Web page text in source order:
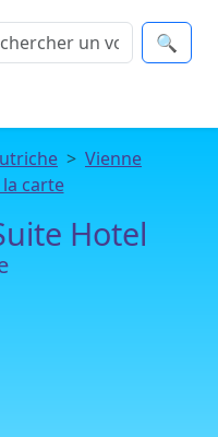
🔍
Vienne
carte
Hotel